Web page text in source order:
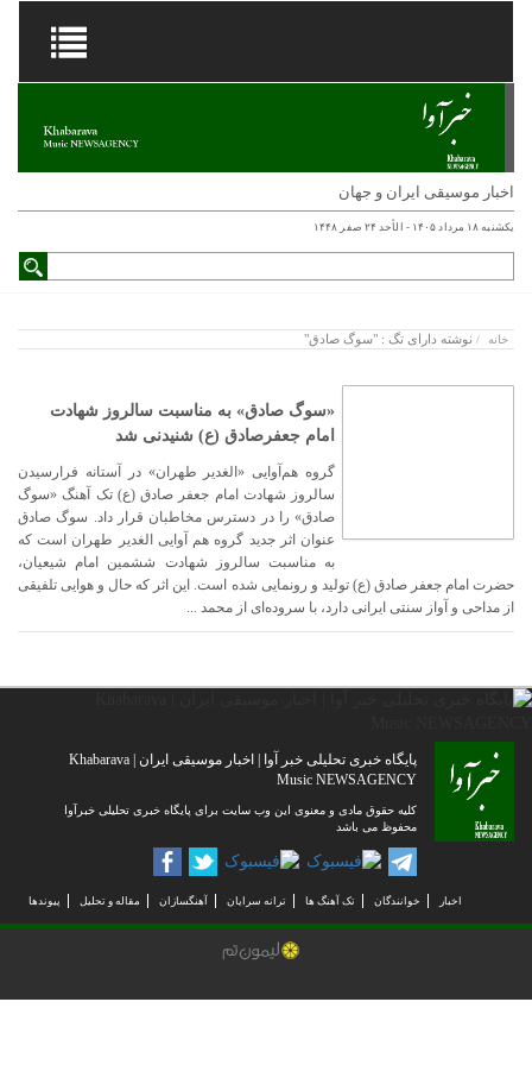
اخبار موسیقی ایران و جهان
یکشنبه ۱۸ مرداد ۱۴۰۵ - الأحد ۲۴ صفر ۱۴۴۸
خانه /نوشته دارای تگ : "سوگ صادق"
«سوگ صادق» به مناسبت سالروز شهادت
امام جعفرصادق (ع) شنیدنی شد
گروه هم‌آوایی «الغدیر طهران» در آستانه فرارسیدن
سالروز شهادت امام جعفر صادق (ع) تک آهنگ «سوگ
صادق» را در دسترس مخاطبان قرار داد. سوگ صادق
عنوان اثر جدید گروه هم آوایی الغدیر طهران است که
به مناسبت سالروز شهادت ششمین امام شیعیان،
حضرت امام جعفر صادق (ع) تولید و رونمایی شده است. این اثر که حال و هوایی تلفیقی
از مداحی و آواز سنتی ایرانی دارد، با سروده‌ای از محمد ...
پایگاه خبری تحلیلی خبر آوا | اخبار موسیقی ایران | Khabarava
Music NEWSAGENCY
کلیه حقوق مادی و معنوی این وب سایت برای پایگاه خبری تحلیلی خبرآوا
محفوظ می باشد
خوانندگان تک آهنگ ها ترانه سرایان آهنگسازان مقاله و تحلیل پیوندها